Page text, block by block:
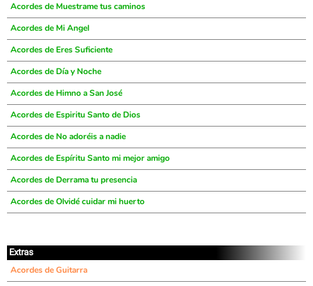
Acordes de Muestrame tus caminos
Acordes de Mi Angel
Acordes de Eres Suficiente
Acordes de Día y Noche
Acordes de Himno a San José
Acordes de Espiritu Santo de Dios
Acordes de No adoréis a nadie
Acordes de Espíritu Santo mi mejor amigo
Acordes de Derrama tu presencia
Acordes de Olvidé cuidar mi huerto
Extras
Acordes de Guitarra